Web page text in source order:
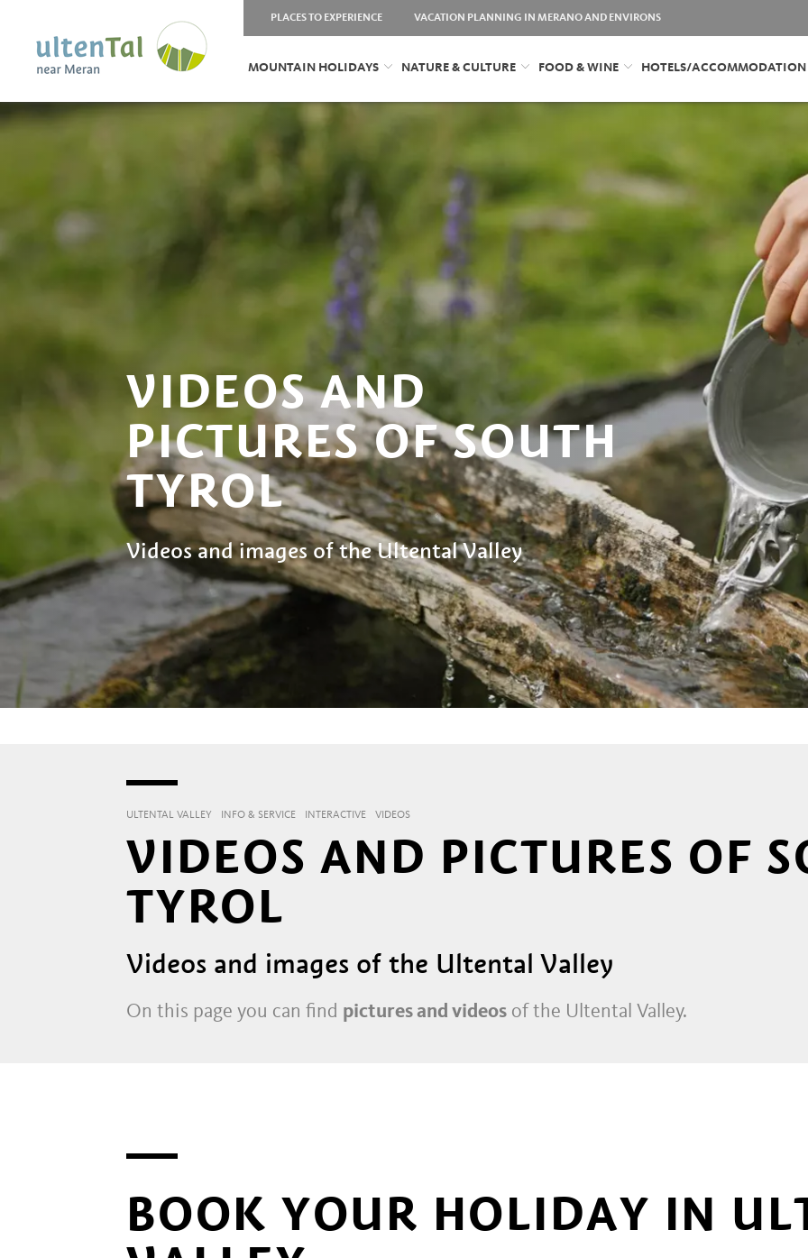
PLACES TO EXPERIENCE VACATION PLANNING IN MERANO AND ENVIRONS
MOUNTAIN HOLIDAYS NATURE & CULTURE FOOD & WINE HOTELS/ACCOMMODATION
VIDEOS AND
PICTURES OF SOUTH
TYROL
Videos and images of the Ultental Valley
ULTENTAL VALLEY INFO & SERVICE INTERACTIVE VIDEOS
VIDEOS AND PICTURES OF
TYROL
Videos and images of the Ultental Valley
On this page you can find pictures and videos of the Ultental Valley.
BOOK YOUR HOLIDAY IN